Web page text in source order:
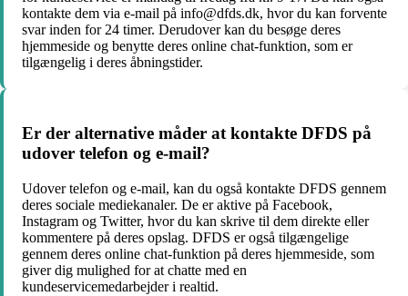
kontakte dem via e-mail på info@dfds.dk, hvor du kan forvente
svar inden for 24 timer. Derudover kan du besøge deres
hjemmeside og benytte deres online chat-funktion, som er
tilgængelig i deres åbningstider.
Er der alternative måder at kontakte DFDS på
udover telefon og e-mail?
Udover telefon og e-mail, kan du også kontakte DFDS gennem
deres sociale mediekanaler. De er aktive på Facebook,
Instagram og Twitter, hvor du kan skrive til dem direkte eller
kommentere på deres opslag. DFDS er også tilgængelige
gennem deres online chat-funktion på deres hjemmeside, som
giver dig mulighed for at chatte med en
kundeservicemedarbejder i realtid.